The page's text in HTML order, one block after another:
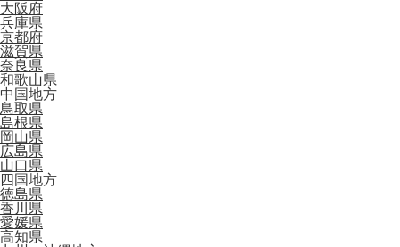
大阪府
兵庫県
京都府
滋賀県
奈良県
和歌山県
中国地方
鳥取県
島根県
岡山県
広島県
山口県
四国地方
徳島県
香川県
愛媛県
高知県